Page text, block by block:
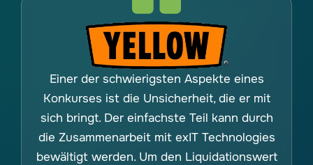
Einer der schwierigsten Aspekte eines
Konkurses ist die Unsicherheit, die er mit
sich bringt. Der einfachste Teil kann durch
die Zusammenarbeit mit exIT Technologies
bewältigt werden. Um den Liquidationswert